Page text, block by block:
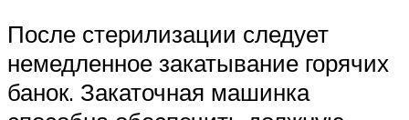
После стерилизации следует
немедленное закатывание горячих
банок. Закаточная машинка